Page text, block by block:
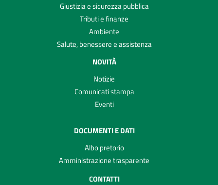
Giustizia e sicurezza pubblica
Tributi e finanze
Ambiente
Salute, benessere e assistenza
NOVITÀ
Notizie
Comunicati stampa
Eventi
DOCUMENTI E DATI
Albo pretorio
Amministrazione trasparente
CONTATTI